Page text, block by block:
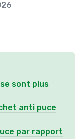
sont plus
anti puce
par rapport